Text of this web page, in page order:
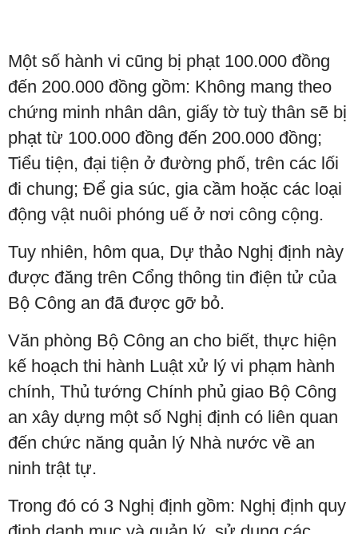
Một số hành vi cũng bị phạt 100.000 đồng
đến 200.000 đồng gồm: Không mang theo
chứng minh nhân dân, giấy tờ tuỳ thân sẽ bị
phạt từ 100.000 đồng đến 200.000 đồng;
Tiểu tiện, đại tiện ở đường phố, trên các lối
đi chung; Để gia súc, gia cầm hoặc các loại
động vật nuôi phóng uế ở nơi công cộng.
Tuy nhiên, hôm qua, Dự thảo Nghị định này
được đăng trên Cổng thông tin điện tử của
Bộ Công an đã được gỡ bỏ.
Văn phòng Bộ Công an cho biết, thực hiện
kế hoạch thi hành Luật xử lý vi phạm hành
chính, Thủ tướng Chính phủ giao Bộ Công
an xây dựng một số Nghị định có liên quan
đến chức năng quản lý Nhà nước về an
ninh trật tự.
Trong đó có 3 Nghị định gồm: Nghị định quy